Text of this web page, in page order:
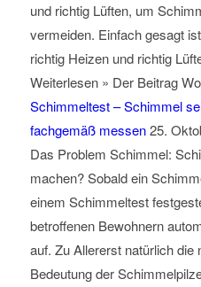
und richtig Lüften, um
vermeiden. Einfach gesagt
richtig Heizen und richtig
Weiterlesen » Der Beitrag
Schimmeltest – Schimmel
fachgemäß messen 25.
Das Problem Schimmel:
machen? Sobald ein
einem Schimmeltest
betroffenen Bewohnern
auf. Zu Allererst natürlich die
Bedeutung der